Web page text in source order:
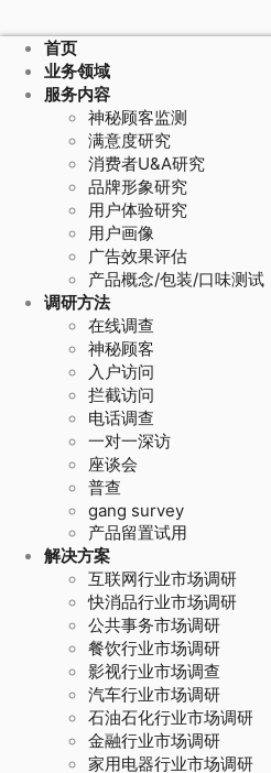
首页
业务领域
服务内容
神秘顾客监测
满意度研究
消费者U&A研究
品牌形象研究
用户体验研究
用户画像
广告效果评估
产品概念/包装/口味测试
调研方法
在线调查
神秘顾客
入户访问
拦截访问
电话调查
一对一深访
座谈会
普查
gang survey
产品留置试用
解决方案
互联网行业市场调研
快消品行业市场调研
公共事务市场调研
餐饮行业市场调研
影视行业市场调查
汽车行业市场调研
石油石化行业市场调研
金融行业市场调研
家用电器行业市场调研